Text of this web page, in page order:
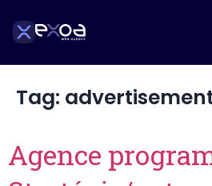
Tag:
Agence